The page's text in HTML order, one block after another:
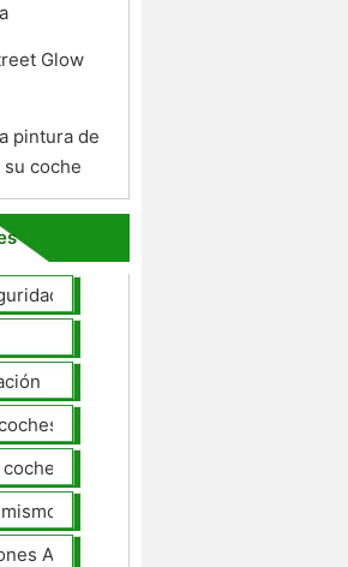
Glow
pintura de
su coche
Mejoras Auto
Aftermarket